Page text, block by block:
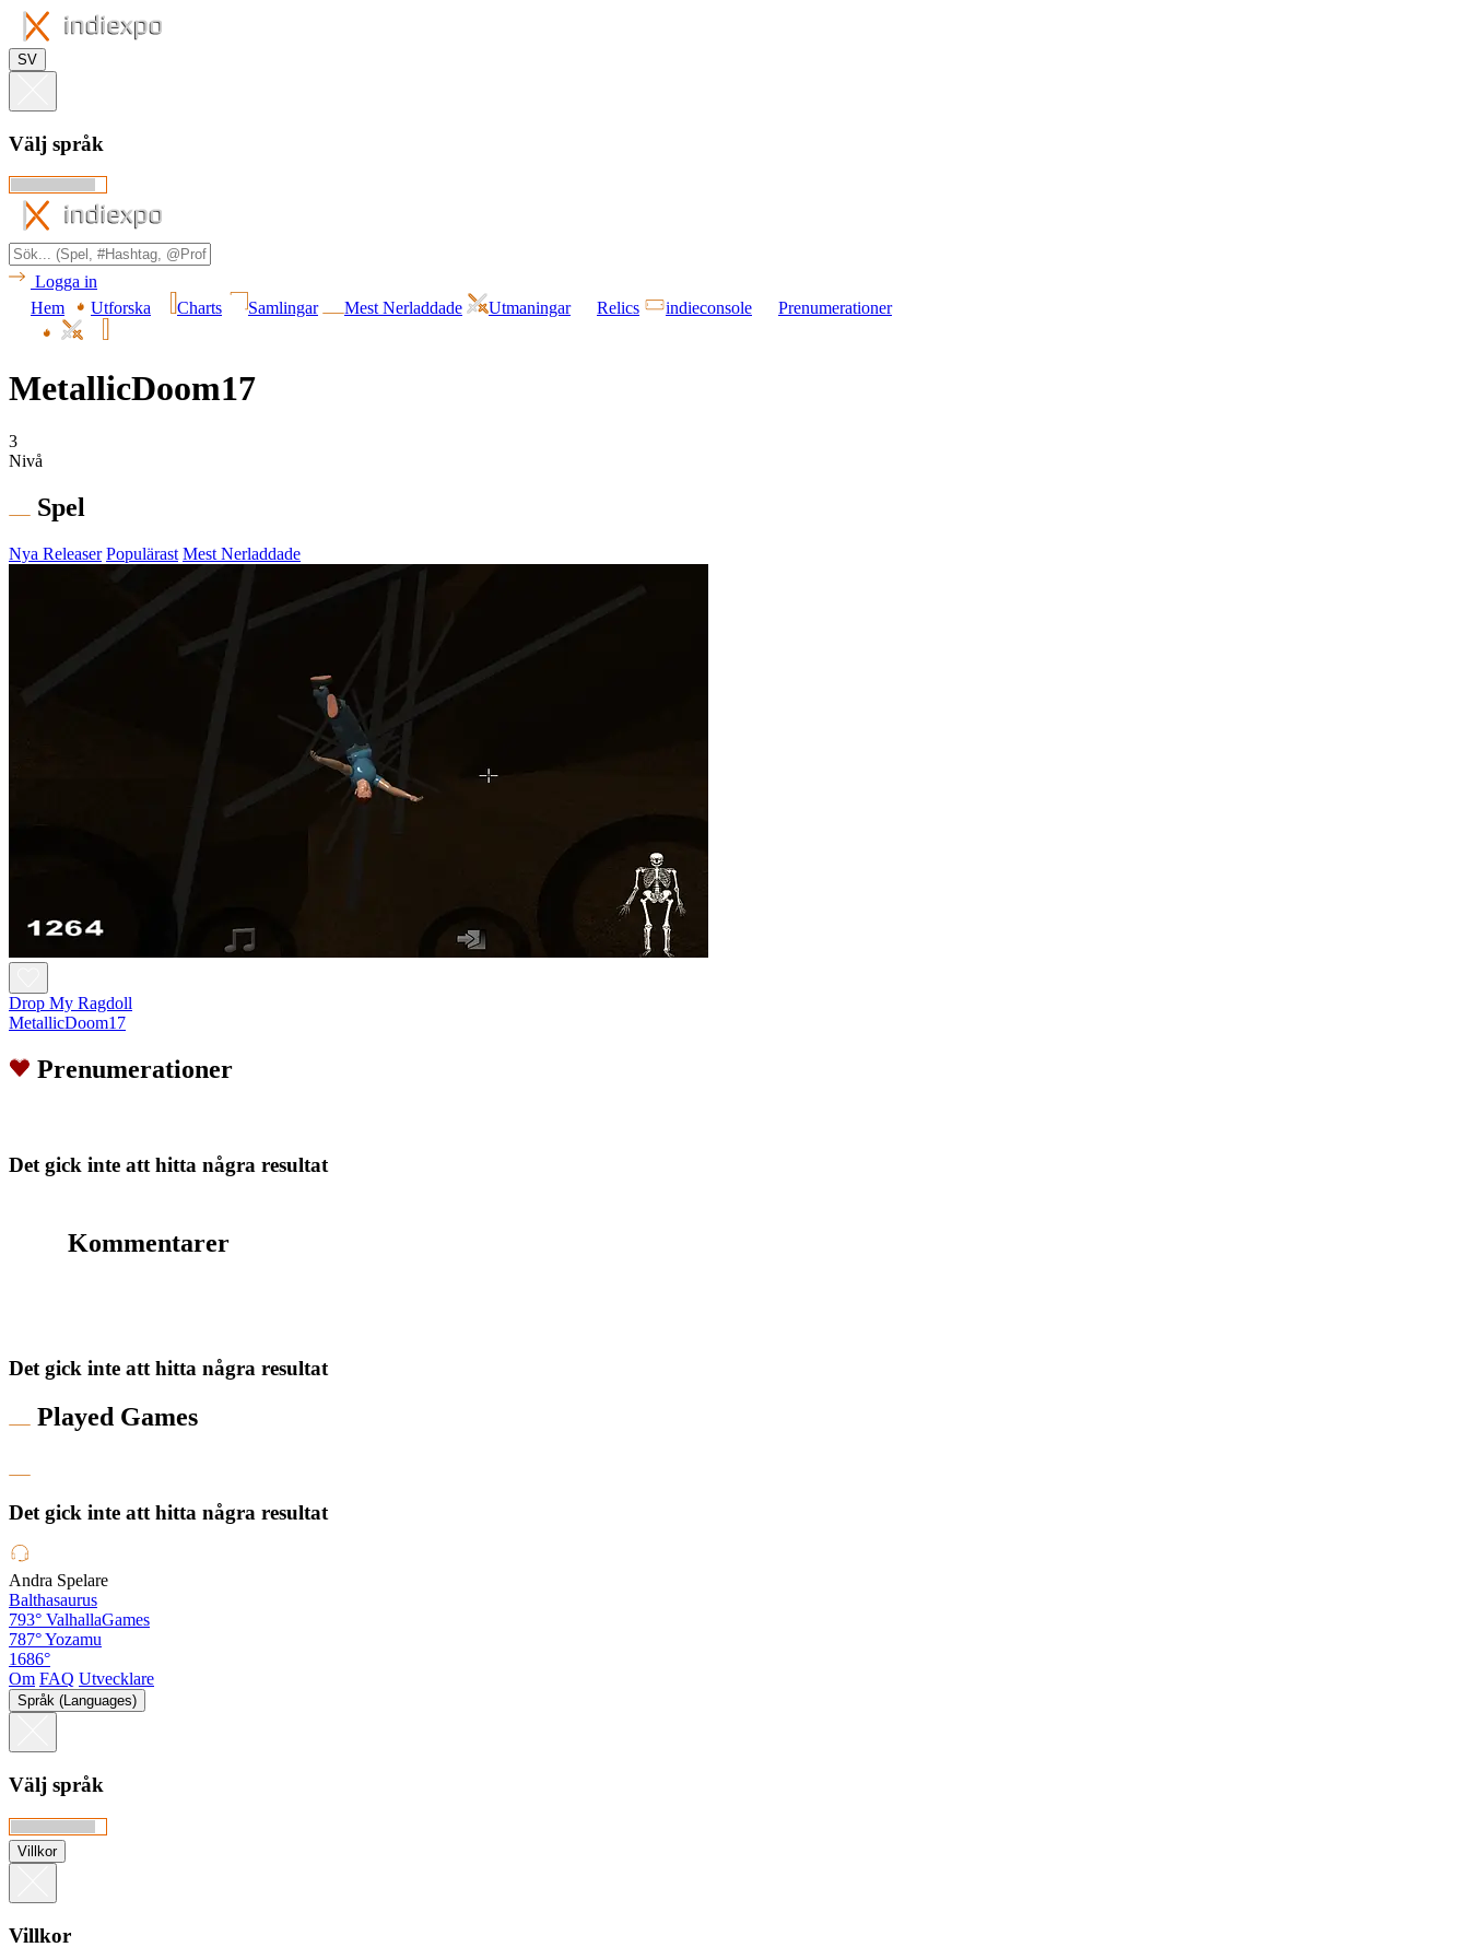
SV
Välj språk
Logga in
Hem
Utforska Charts Samlingar Mest Nerladdade Utmaningar Relics indieconsole Prenumerationer
MetallicDoom17
3
Nivå
Spel
Nya Releaser Populärast Mest Nerladdade
Drop My Ragdoll
MetallicDoom17
Prenumerationer
Det gick inte att hitta några resultat
Kommentarer
Det gick inte att hitta några resultat
Played Games
Det gick inte att hitta några resultat
Andra Spelare
Balthasaurus
793° ValhallaGames
787°Yozamu
1686°
Om FAQ Utvecklare
Språk (Languages)
Välj språk
Villkor
Villkor